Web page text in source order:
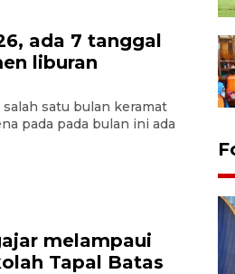
ada 7 tanggal
liburan
satu bulan keramat
pada pada bulan ini ada
melampaui
Tapal Batas